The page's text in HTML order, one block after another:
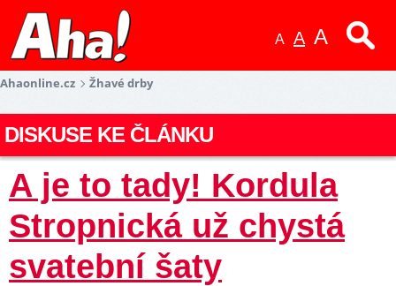
A A A
Ahaonline.cz Žhavé drby
DISKUSE KE ČLÁNKU
A je to tady! Kordula
Stropnická už chystá
svatební šaty